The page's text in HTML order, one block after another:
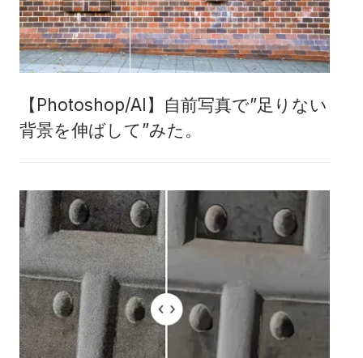
【Photoshop/AI】自前写真で”足りない
背景を伸ばして”みた。